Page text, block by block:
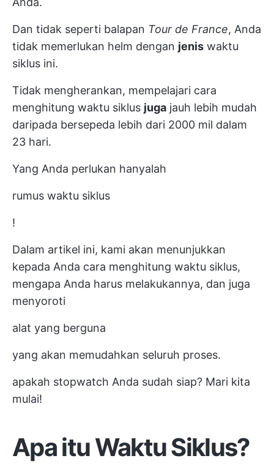
Dan tidak seperti balapan Tour de France, Anda
tidak memerlukan helm dengan jenis waktu
siklus ini.
Tidak mengherankan, mempelajari cara
menghitung waktu siklus juga jauh lebih mudah
daripada bersepeda lebih dari 2000 mil dalam
23 hari.
Yang Anda perlukan hanyalah
rumus waktu siklus
!
Dalam artikel ini, kami akan menunjukkan
kepada Anda cara menghitung waktu siklus,
mengapa Anda harus melakukannya, dan juga
menyoroti
alat yang berguna
yang akan memudahkan seluruh proses.
apakah stopwatch Anda sudah siap? Mari kita
mulai!
Apa itu Waktu Siklus?